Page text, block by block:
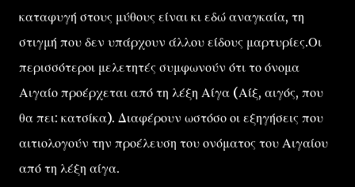
καταφυγή στους μύθους είναι κι εδώ αναγκαία, τη
στιγμή που δεν υπάρχουν άλλου είδους μαρτυρίες.Οι
περισσότεροι μελετητές συμφωνούν ότι το όνομα
Αιγαίο προέρχεται από τη λέξη Αίγα (Αίξ, αιγός, που
θα πει: κατσίκα). Διαφέρουν ωστόσο οι εξηγήσεις που
αιτιολογούν την προέλευση του ονόματος του Αιγαίου
από τη λέξη αίγα.